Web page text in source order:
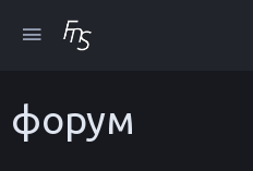
форум